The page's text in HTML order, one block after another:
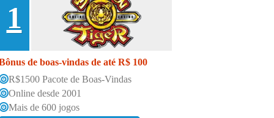
1
de boas-vindas de até R$ 100
R$1500 Pacote de Boas-Vindas
Online desde 2001
Mais de 600 jogos